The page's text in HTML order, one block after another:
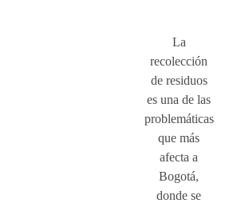
La
recolección
de residuos
es una de las
problemáticas
que más
afecta a
Bogotá,
donde se